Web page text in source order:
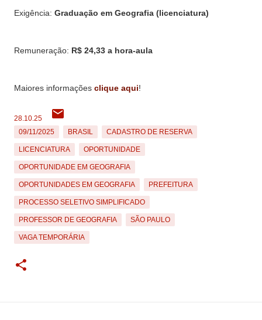
Exigência: Graduação em Geografia (licenciatura)
Remuneração: R$ 24,33 a hora-aula
Maiores informações clique aqui!
28.10.25
09/11/2025
BRASIL CADASTRO DE RESERVA
LICENCIATURA OPORTUNIDADE
OPORTUNIDADE EM GEOGRAFIA
OPORTUNIDADES EM GEOGRAFIA PREFEITURA
PROCESSO SELETIVO SIMPLIFICADO
PROFESSOR DE GEOGRAFIA SÃO PAULO
VAGA TEMPORÁRIA